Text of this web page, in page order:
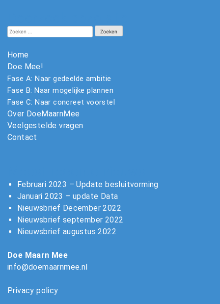
Zoeken
Home
Doe Mee!
Fase A: Naar gedeelde ambitie
Fase B: Naar mogelijke plannen
Fase C: Naar concreet voorstel
Over DoeMaarnMee
Veelgestelde vragen
Contact
Februari 2023 – Update besluitvorming
Januari 2023 – update Data
Nieuwsbrief December 2022
Nieuwsbrief september 2022
Nieuwsbrief augustus 2022
Doe Maarn Mee
info@doemaarnmee.nl
Privacy policy